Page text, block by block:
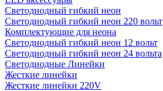
Светодиодный гибкий неон
Светодиодный гибкий неон 220 вольт
Комплектующие для неона
Светодиодный гибкий неон 12 вольт
Светодиодный гибкий неон 24 вольта
Светодиодные Линейки
Жесткие линейки
Жесткие линейки 220V